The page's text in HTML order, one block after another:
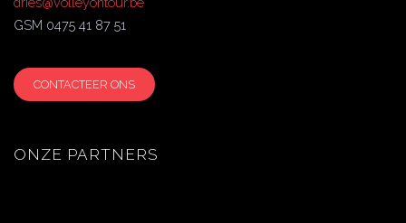
GSM 0475 41 87 51
CONTACTEER ONS
ONZE PARTNERS